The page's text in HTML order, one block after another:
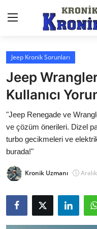
Anasayfa
Markalar
İletişim
Trafik & Cezalar
Sigorta & Kasko
Vergi & ÖTV & MTV
Muayene & Ruhsat
Sorgulamalar
Jeep Kronik Sorunları
Jeep
Kullanıcı
"Jeep Renegade ve
ve çözüm önerileri. Dizel
turbo gecikmeleri ve
burada!"
Kronik Uzmanı